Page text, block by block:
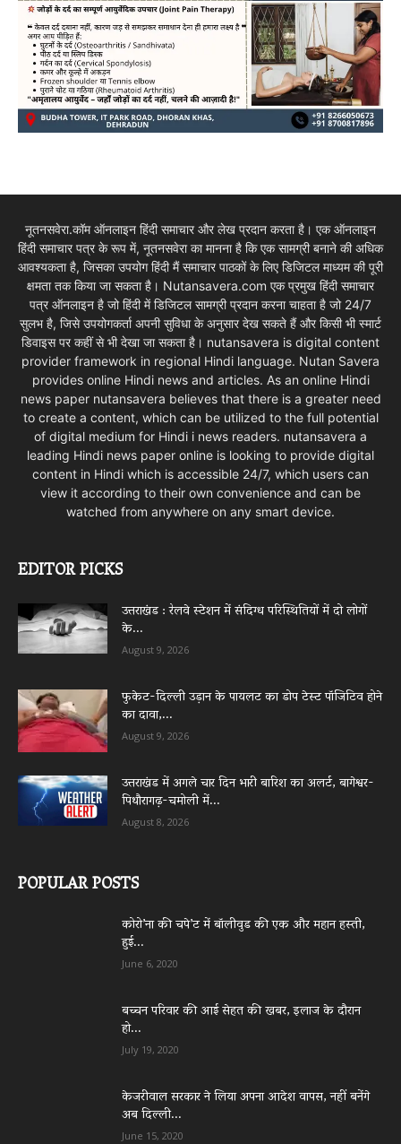
नूतनसवेरा.कॉम ऑनलाइन हिंदी समाचार और लेख प्रदान करता है। एक ऑनलाइन
हिंदी समाचार पत्र के रूप में, नूतनसवेरा का मानना है कि एक सामग्री बनाने की अधिक
आवश्यकता है, जिसका उपयोग हिंदी मैं समाचार पाठकों के लिए डिजिटल माध्यम की पूरी
क्षमता तक किया जा सकता है। Nutansavera.com एक प्रमुख हिंदी समाचार
पत्र ऑनलाइन है जो हिंदी में डिजिटल सामग्री प्रदान करना चाहता है जो 24/7
सुलभ है, जिसे उपयोगकर्ता अपनी सुविधा के अनुसार देख सकते हैं और किसी भी स्मार्ट
डिवाइस पर कहीं से भी देखा जा सकता है। nutansavera is digital content
provider framework in regional Hindi language. Nutan Savera
provides online Hindi news and articles. As an online Hindi
news paper nutansavera believes that there is a greater need
to create a content, which can be utilized to the full potential
of digital medium for Hindi i news readers. nutansavera a
leading Hindi news paper online is looking to provide digital
content in Hindi which is accessible 24/7, which users can
view it according to their own convenience and can be
watched from anywhere on any smart device.
EDITOR PICKS
उत्तराखंड : रेलवे स्टेशन में संदिग्ध परिस्थितियों में दो लोगों
के...
August 9, 2026
फुकेट-दिल्ली उड़ान के पायलट का डोप टेस्ट पॉजिटिव होने
का दावा,...
August 9, 2026
उत्तराखंड में अगले चार दिन भारी बारिश का अलर्ट, बागेश्वर-
पिथौरागढ़-चमोली में...
August 8, 2026
POPULAR POSTS
कोरो’ना की चपे’ट में बॉलीवुड की एक और महान हस्ती,
हुई...
June 6, 2020
बच्चन परिवार की आई सेहत की खबर, इलाज के दौरान
हो...
July 19, 2020
केजरीवाल सरकार ने लिया अपना आदेश वापस, नहीं बनेंगे
अब दिल्ली...
June 15, 2020